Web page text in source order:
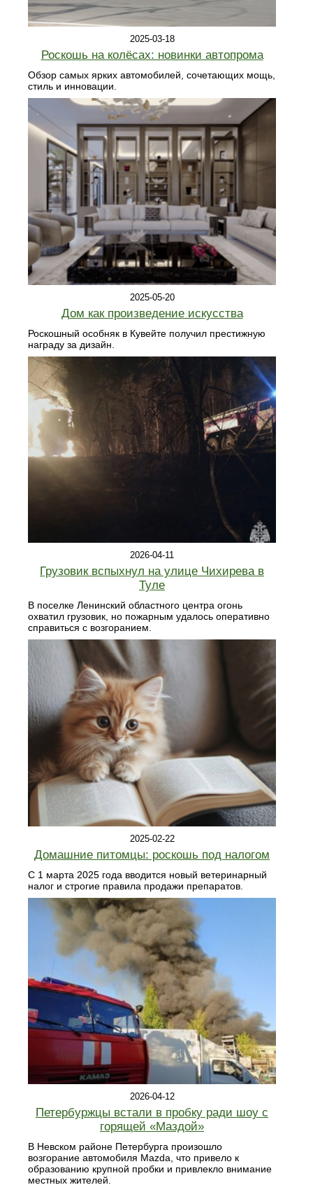
2025-03-18
Роскошь на колёсах: новинки автопрома
Обзор самых ярких автомобилей, сочетающих мощь,
стиль и инновации.
2025-05-20
Дом как произведение искусства
Роскошный особняк в Кувейте получил престижную
награду за дизайн.
2026-04-11
Грузовик вспыхнул на улице Чихирева в
Туле
В поселке Ленинский областного центра огонь
охватил грузовик, но пожарным удалось оперативно
справиться с возгоранием.
2025-02-22
Домашние питомцы: роскошь под налогом
С 1 марта 2025 года вводится новый ветеринарный
налог и строгие правила продажи препаратов.
2026-04-12
Петербуржцы встали в пробку ради шоу с
горящей «Маздой»
В Невском районе Петербурга произошло
возгорание автомобиля Mazda, что привело к
образованию крупной пробки и привлекло внимание
местных жителей.